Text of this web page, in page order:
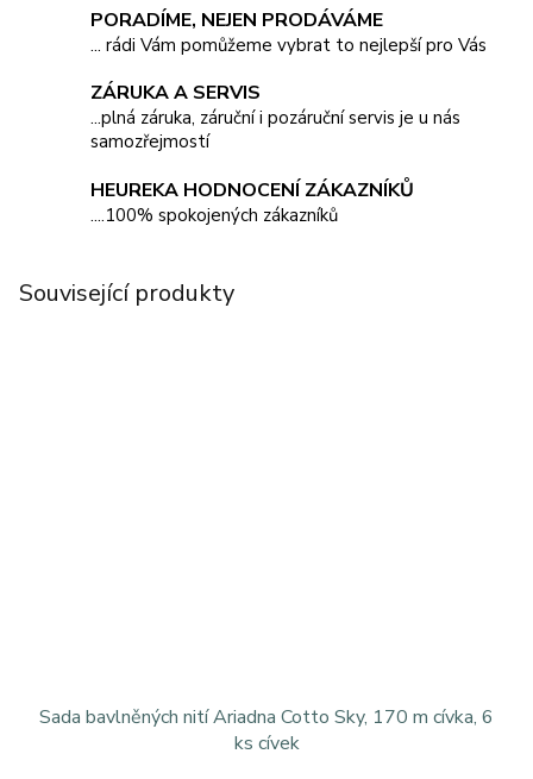
PORADÍME, NEJEN PRODÁVÁME
... rádi Vám pomůžeme vybrat to nejlepší pro Vás
ZÁRUKA A SERVIS
...plná záruka, záruční i pozáruční servis je u nás
samozřejmostí
HEUREKA HODNOCENÍ ZÁKAZNÍKŮ
....100% spokojených zákazníků
Související produkty
Sada bavlněných nití Ariadna Cotto Sky, 170 m cívka, 6
ks cívek